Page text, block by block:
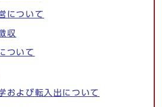
について
収
ついて
および転入出について